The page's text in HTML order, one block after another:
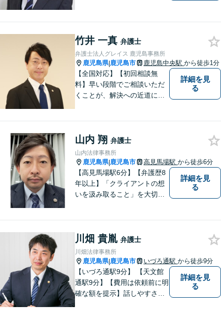
なさまと一緒に成長させてい
ただきたい。それが私たち，
みずほ法律事務所の思いで
す。
竹井 一真 弁護士
弁護士法人グレイス 鹿児島事務所
鹿児島県|鹿児島市 鹿児島中央駅 から徒歩1分
【全国対応】【初回相談無
料】早い段階でご相談いただ
くことが、解決への近道にな
どんなご相談でも、どうぞお
気軽にお声がけください。
【電話・WEB相談も対応可
能】
詳細を見
る
山内 翔 弁護士
山内法律事務所
鹿児島県|鹿児島市 高見馬場駅 から徒歩6分
【高見馬場駅6分】【弁護歴8
年以上】「クライアントの想
いを汲み取ること」を大切に
いく解決になるよう、精一杯
尽力いたします。【対応分野
多数！】
詳細を見
る
川畑 貴胤 弁護士
川畑法律事務所
鹿児島県|鹿児島市 いづろ通駅 から徒歩9分
【いづろ通駅9分】 【天文館
通駅9分】【費用は依頼前に明
確な額を提示】話しやすさを
詳細を見
る